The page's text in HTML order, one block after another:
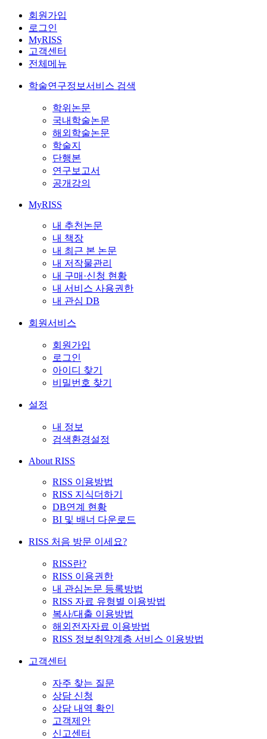
회원가입
로그인
MyRISS
고객센터
전체메뉴
학술연구정보서비스 검색
학위논문
국내학술논문
해외학술논문
학술지
단행본
연구보고서
공개강의
MyRISS
내 추천논문
내 책장
내 최근 본 논문
내 저작물관리
내 구매·신청 현황
내 서비스 사용권한
내 관심 DB
회원서비스
회원가입
로그인
아이디 찾기
비밀번호 찾기
설정
내 정보
검색환경설정
About RISS
RISS 이용방법
RISS 지식더하기
DB연계 현황
BI 및 배너 다운로드
RISS 처음 방문 이세요?
RISS란?
RISS 이용권한
내 관심논문 등록방법
RISS 자료 유형별 이용방법
복사/대출 이용방법
해외전자자료 이용방법
RISS 정보취약계층 서비스 이용방법
고객센터
자주 찾는 질문
상담 신청
상담 내역 확인
고객제안
신고센터